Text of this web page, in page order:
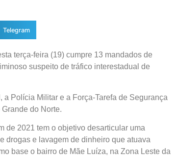
Telegram
terça-feira (19) cumpre 13 mandados de
suspeito de tráfico interestadual de
Polícia Militar e a Força-Tarefa de Segurança
do Norte.
de 2021 tem o objetivo desarticular uma
drogas e lavagem de dinheiro que atuava
base o bairro de Mãe Luíza, na Zona Leste da